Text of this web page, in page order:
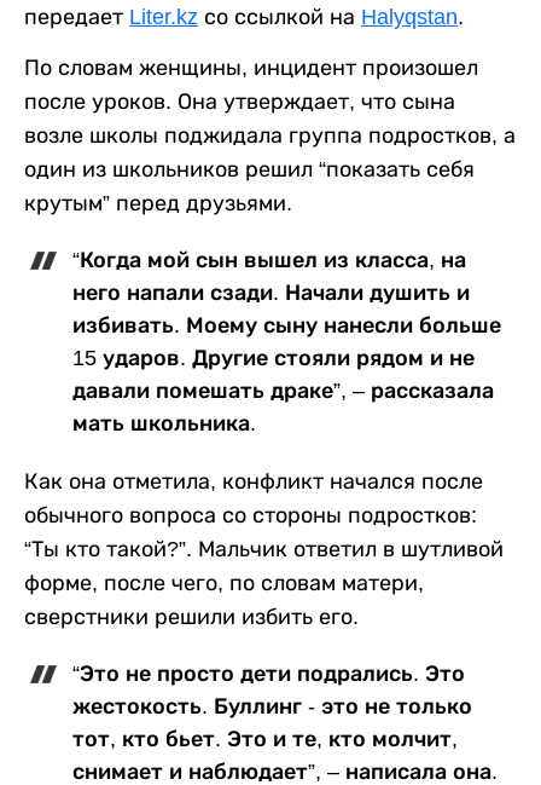
передает Liter.kz со ссылкой на Halyqstan.
По словам женщины, инцидент произошел
после уроков. Она утверждает, что сына
возле школы поджидала группа подростков, а
один из школьников решил “показать себя
крутым” перед друзьями.
“Когда мой сын вышел из класса, на
него напали сзади. Начали душить и
избивать. Моему сыну нанесли больше
15 ударов. Другие стояли рядом и не
давали помешать драке”, – рассказала
мать школьника.
Как она отметила, конфликт начался после
обычного вопроса со стороны подростков:
“Ты кто такой?”. Мальчик ответил в шутливой
форме, после чего, по словам матери,
сверстники решили избить его.
“Это не просто дети подрались. Это
жестокость. Буллинг - это не только
тот, кто бьет. Это и те, кто молчит,
снимает и наблюдает”, – написала она.